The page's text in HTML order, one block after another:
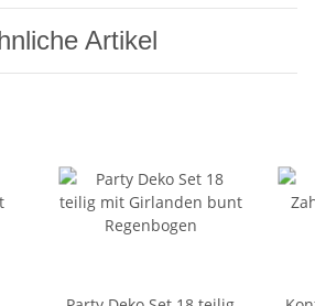
Artikel